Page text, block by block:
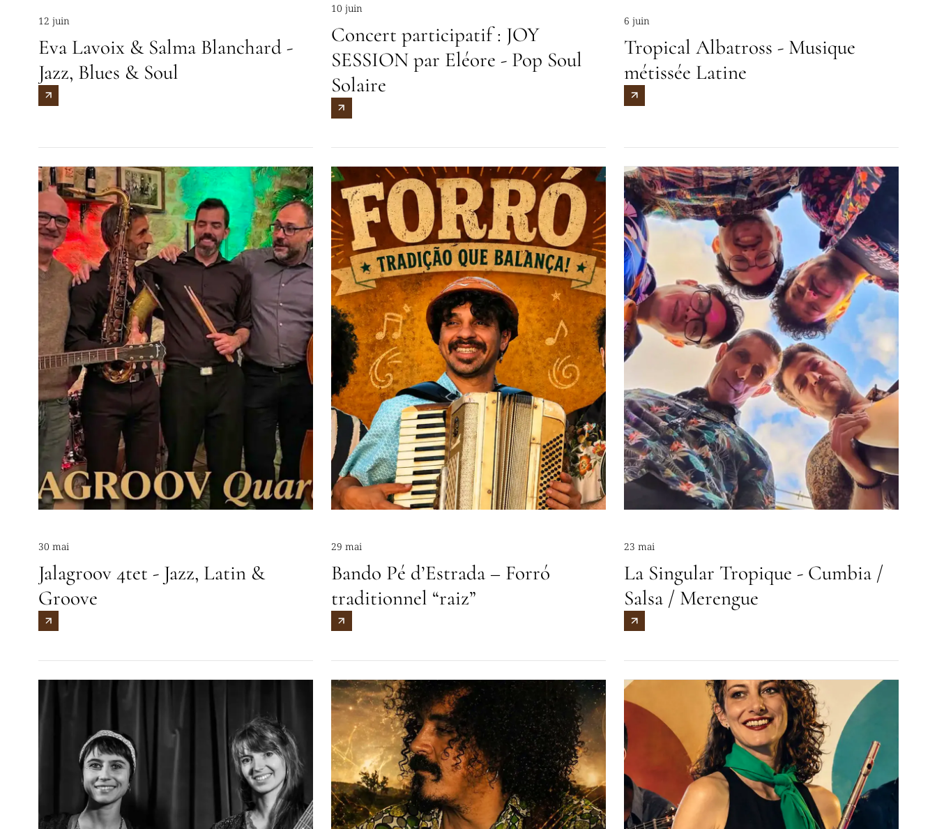
12 juin
Eva Lavoix & Salma Blanchard -
Jazz, Blues & Soul
10 juin
Concert participatif : JOY
SESSION par Eléore - Pop Soul
Solaire
6 juin
Tropical Albatross - Musique
métissée Latine
30 mai
Jalagroov 4tet - Jazz, Latin &
Groove
29 mai
Bando Pé d’Estrada – Forró
traditionnel “raiz”
23 mai
La Singular Tropique - Cumbia /
Salsa / Merengue